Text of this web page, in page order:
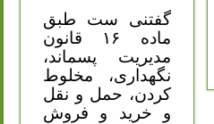
گفتنی ست طبق
ماده ۱۶ قانون
مدیریت پسماند،
نگهداری، مخلوط
کردن، حمل و نقل
و خرید و فروش